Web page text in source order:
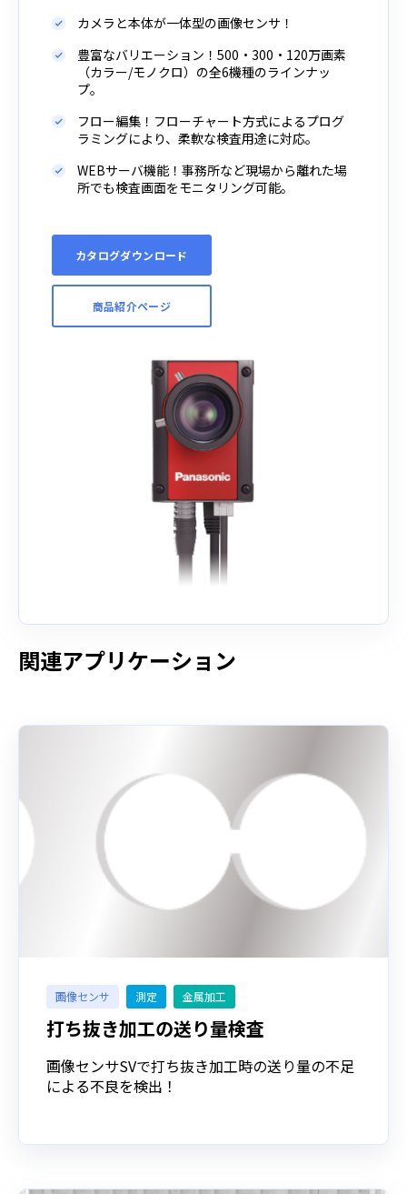
カメラと本体が一体型の画像センサ！
豊富なバリエーション！500・300・120万画素
（カラー/モノクロ）の全6機種のラインナッ
プ。
フロー編集！フローチャート方式によるプログ
ラミングにより、柔軟な検査用途に対応。
WEBサーバ機能！事務所など現場から離れた場
所でも検査画面をモニタリング可能。
カタログダウンロード
商品紹介ページ
関連アプリケーション
画像センサ 測定 金属加工
打ち抜き加工の送り量検査
画像センサSVで打ち抜き加工時の送り量の不足
による不良を検出！